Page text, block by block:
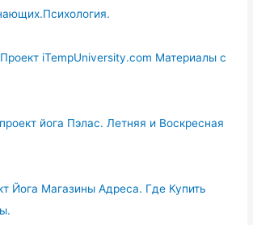
iTempUniversity.com Материалы с
йога Пэлас. Летняя и Воскресная
Йога Магазины Адреса. Где Купить